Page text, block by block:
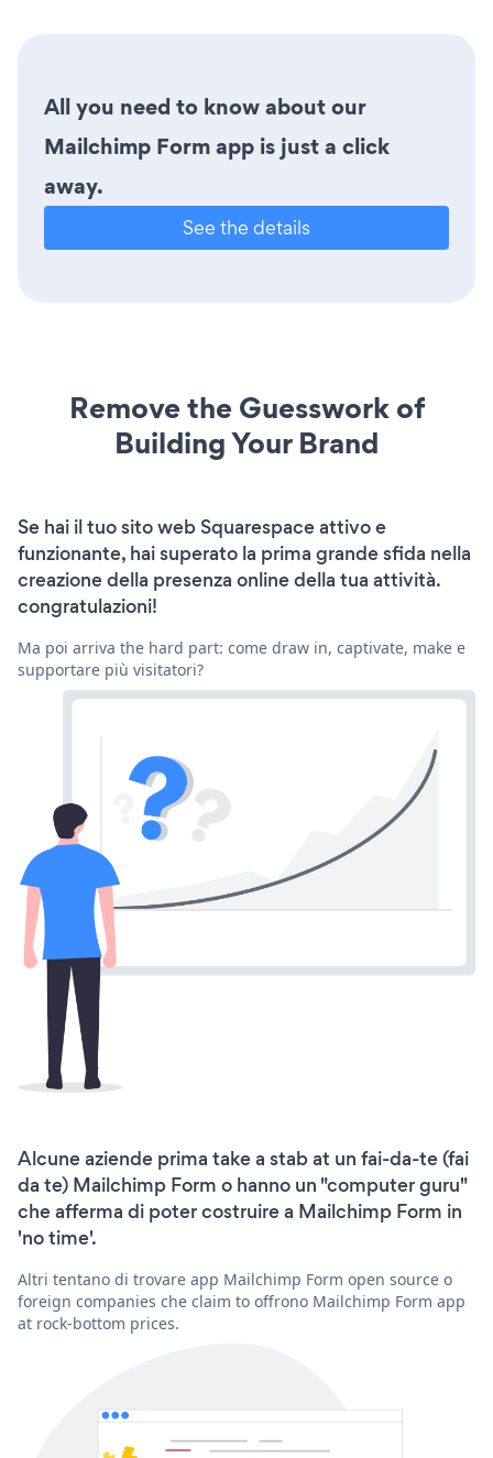
All you need to know about our
Mailchimp Form app is just a click
away.
See the details
Remove the Guesswork of
Building Your Brand
Se hai il tuo sito web Squarespace attivo e
funzionante, hai superato la prima grande sfida nella
creazione della presenza online della tua attività.
congratulazioni!
Ma poi arriva the hard part: come draw in, captivate, make e
supportare più visitatori?
Alcune aziende prima take a stab at un fai-da-te (fai
da te) Mailchimp Form o hanno un "computer guru"
che afferma di poter costruire a Mailchimp Form in
'no time'.
Altri tentano di trovare app Mailchimp Form open source o
foreign companies che claim to offrono Mailchimp Form app
at rock-bottom prices.